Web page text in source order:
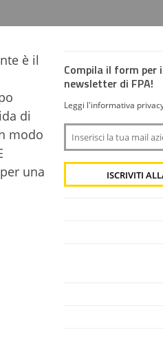
è il
di
modo
una
Compila il form per
newsletter di FPA!
Leggi l'informativa